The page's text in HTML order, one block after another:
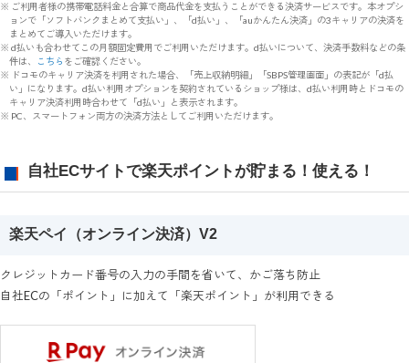
※ ご利用者様の携帯電話料金と合算で商品代金を支払うことができる決済サービスです。本オプシ
ョンで「ソフトバンクまとめて支払い」、「d払い」、「auかんたん決済」の3キャリアの決済を
まとめてご導入いただけます。
※ d払いも合わせてこの月額固定費用でご利用いただけます。d払いについて、決済手数料などの条
件は、
こちら をご確認ください。
※ ドコモのキャリア決済を利用された場合、「売上収納明細」「SBPS管理画面」の表記が「d払
い」になります。d払い利用オプションを契約されているショップ様は、d払い利用時とドコモの
キャリア決済利用時合わせて「d払い」と表示されます。
※ PC、スマートフォン両方の決済方法としてご利用いただけます。
自社ECサイトで楽天ポイントが貯まる！使える！
楽天ペイ（オンライン決済）V2
クレジットカード番号の入力の手間を省いて、かご落ち防止
自社ECの「ポイント」に加えて「楽天ポイント」が利用できる